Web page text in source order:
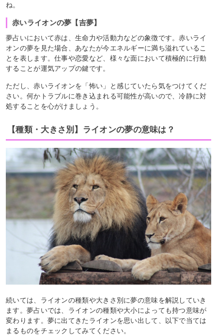
ね。
赤いライオンの夢【吉夢】
夢占いにおいて赤は、生命力や活動力などの象徴です。赤いライ
オンの夢を見た場合、あなたが今エネルギーに満ち溢れているこ
とを表します。仕事や恋愛など、様々な面において積極的に行動
することが運気アップの鍵です。
ただし、赤いライオンを「怖い」と感じていたら気をつけてくだ
さい。何かトラブルに巻き込まれる可能性が高いので、冷静に対
処することを心がけましょう。
【種類・大きさ別】ライオンの夢の意味は？
続いては、ライオンの種類や大きさ別に夢の意味を解説していき
ます。夢占いでは、ライオンの種類や大小によっても持つ意味が
変わります。夢に出てきたライオンを思い出して、以下で当ては
まるものをチェックしてみてください。